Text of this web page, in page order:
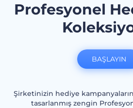
Profesyonel
Şirketinizin hediye
tasarlanmış zengin
BAŞLAYIN